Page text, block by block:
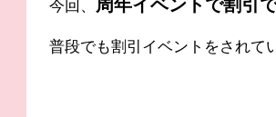
今回、 周年イベントで割引
普段でも割引イベントをされて